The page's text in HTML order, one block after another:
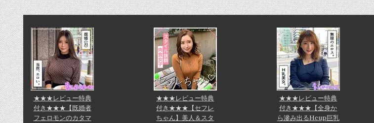
★★★レビュー特典
付き★★★【既婚者
フェロモンのカタマ
★★★レビュー特典
付き★★★【セフレ
ちゃん】美人＆スタ
★★★レビュー特典
付き★★★【全身か
ら滲み出るHcup巨乳